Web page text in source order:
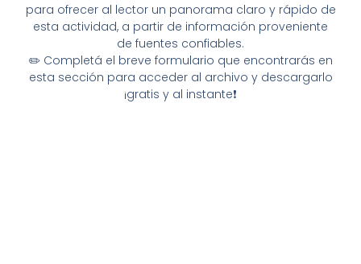
para ofrecer al lector un panorama claro y rápido de
esta actividad, a partir de información proveniente
de fuentes confiables.
✏️ Completá el breve formulario que encontrarás en
esta sección para acceder al archivo y descargarlo
¡gratis y al instante❗